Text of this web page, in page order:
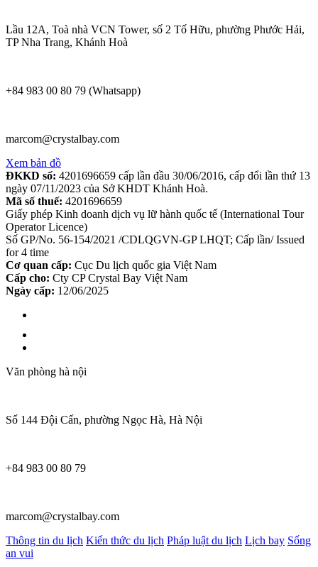
Lầu 12A, Toà nhà VCN Tower, số 2 Tố Hữu, phường Phước Hải,
TP Nha Trang, Khánh Hoà
+84 983 00 80 79 (Whatsapp)
marcom@crystalbay.com
Xem bản đồ
ĐKKD số: 4201696659 cấp lần đầu 30/06/2016, cấp đổi lần thứ 13
ngày 07/11/2023 của Sở KHDT Khánh Hoà.
Mã số thuế: 4201696659
Giấy phép Kinh doanh dịch vụ lữ hành quốc tế (International Tour
Operator Licence)
Số GP/No. 56-154/2021 /CDLQGVN-GP LHQT; Cấp lần/ Issued
for 4 time
Cơ quan cấp: Cục Du lịch quốc gia Việt Nam
Cấp cho: Cty CP Crystal Bay Việt Nam
Ngày cấp: 12/06/2025
Văn phòng hà nội
Số 144 Đội Cấn, phường Ngọc Hà, Hà Nội
+84 983 00 80 79
marcom@crystalbay.com
Thông tin du lịch Kiến thức du lịch Pháp luật du lịch Lịch bay Sống
an vui